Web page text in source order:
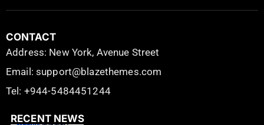
CONTACT
Address: New York, Avenue Street
Email: support@blazethemes.com
Tel: +944-5484451244
RECENT NEWS